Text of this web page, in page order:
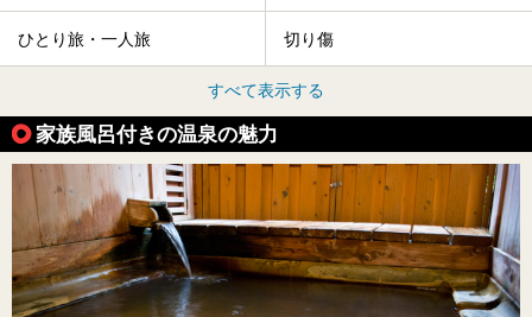
ひとり旅・一人旅 切り傷
すべて表示する
家族風呂付きの温泉の魅力